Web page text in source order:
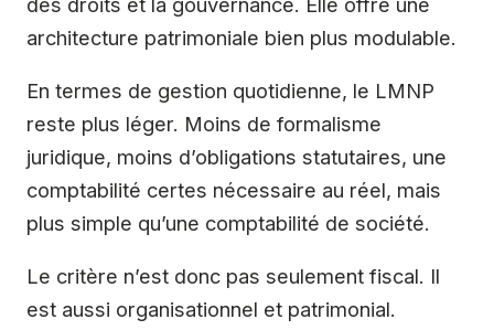
architecture patrimoniale bien plus modulable.
En termes de gestion quotidienne, le LMNP
reste plus léger. Moins de formalisme
juridique, moins d’obligations statutaires, une
comptabilité certes nécessaire au réel, mais
plus simple qu’une comptabilité de société.
Le critère n’est donc pas seulement fiscal. Il
est aussi organisationnel et patrimonial.